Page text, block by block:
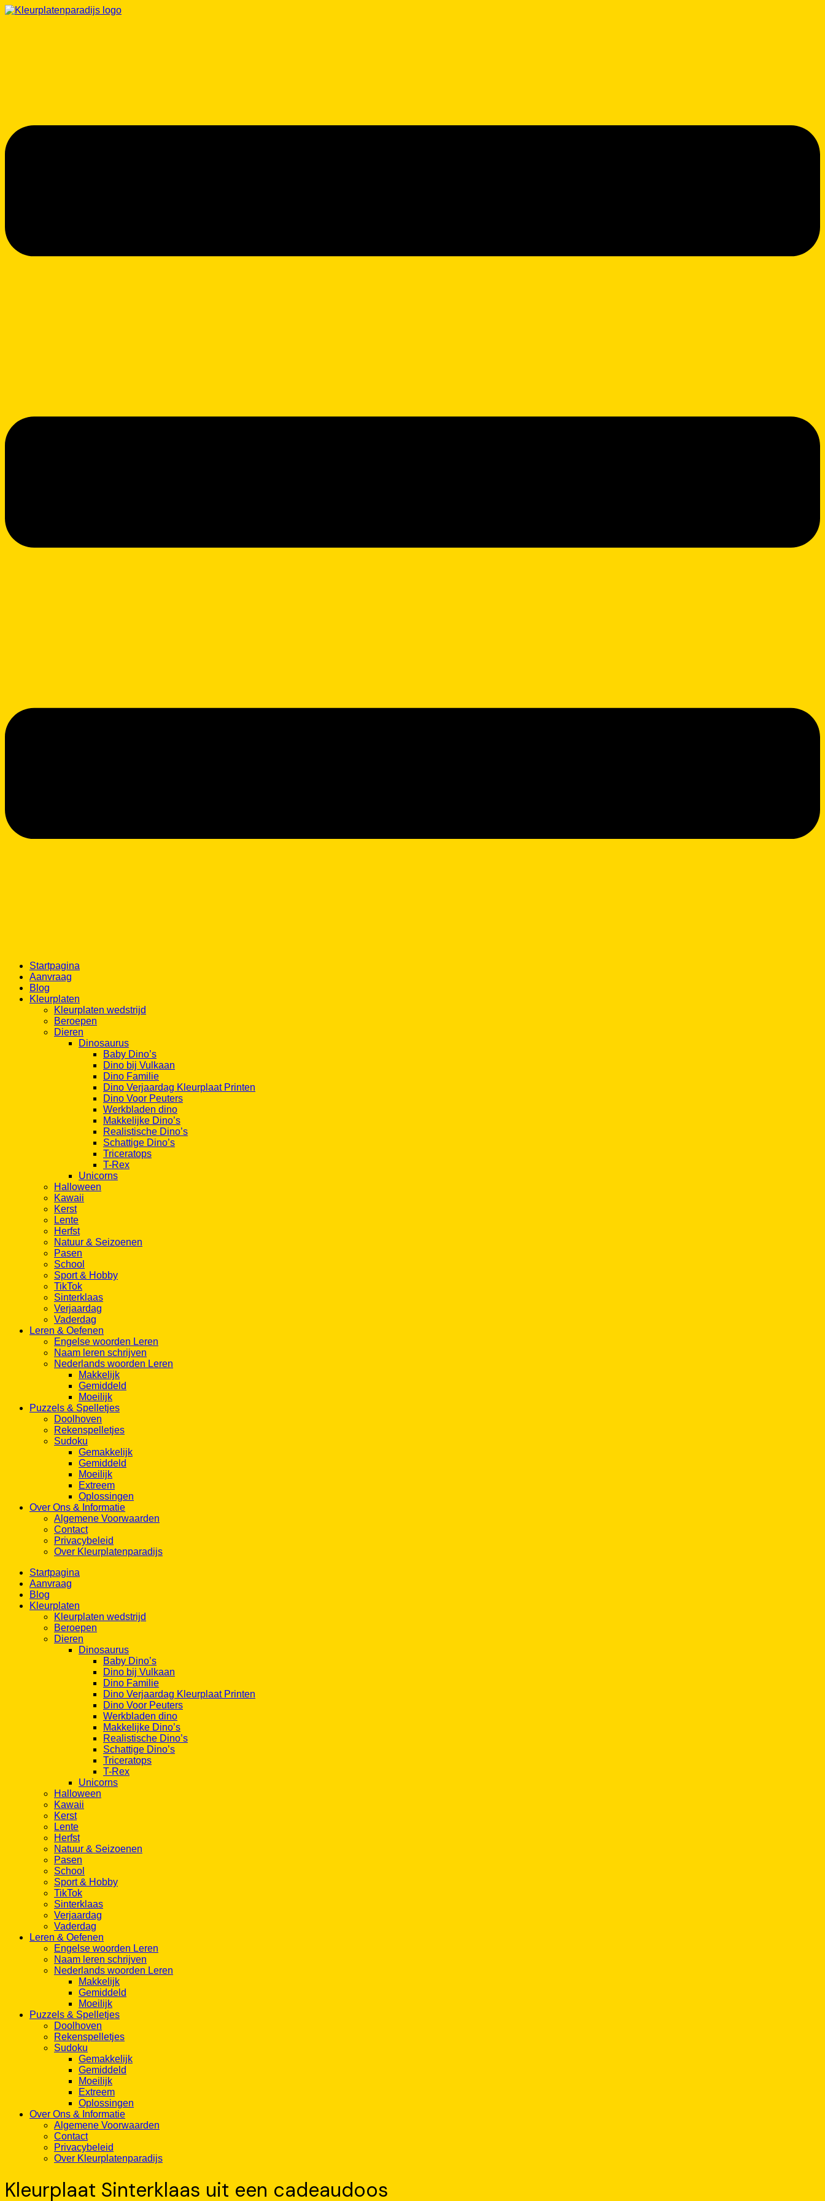
Startpagina
Aanvraag
Blog
Kleurplaten
Kleurplaten wedstrijd
Beroepen
Dieren
Dinosaurus
Baby Dino’s
Dino bij Vulkaan
Dino Familie
Dino Verjaardag Kleurplaat Printen
Dino Voor Peuters
Werkbladen dino
Makkelijke Dino’s
Realistische Dino’s
Schattige Dino’s
Triceratops
T-Rex
Unicorns
Halloween
Kawaii
Kerst
Lente
Herfst
Natuur & Seizoenen
Pasen
School
Sport & Hobby
TikTok
Sinterklaas
Verjaardag
Vaderdag
Leren & Oefenen
Engelse woorden Leren
Naam leren schrijven
Nederlands woorden Leren
Makkelijk
Gemiddeld
Moeilijk
Puzzels & Spelletjes
Doolhoven
Rekenspelletjes
Sudoku
Gemakkelijk
Gemiddeld
Moeilijk
Extreem
Oplossingen
Over Ons & Informatie
Algemene Voorwaarden
Contact
Privacybeleid
Over Kleurplatenparadijs
Startpagina
Aanvraag
Blog
Kleurplaten
Kleurplaten wedstrijd
Beroepen
Dieren
Dinosaurus
Baby Dino’s
Dino bij Vulkaan
Dino Familie
Dino Verjaardag Kleurplaat Printen
Dino Voor Peuters
Werkbladen dino
Makkelijke Dino’s
Realistische Dino’s
Schattige Dino’s
Triceratops
T-Rex
Unicorns
Halloween
Kawaii
Kerst
Lente
Herfst
Natuur & Seizoenen
Pasen
School
Sport & Hobby
TikTok
Sinterklaas
Verjaardag
Vaderdag
Leren & Oefenen
Engelse woorden Leren
Naam leren schrijven
Nederlands woorden Leren
Makkelijk
Gemiddeld
Moeilijk
Puzzels & Spelletjes
Doolhoven
Rekenspelletjes
Sudoku
Gemakkelijk
Gemiddeld
Moeilijk
Extreem
Oplossingen
Over Ons & Informatie
Algemene Voorwaarden
Contact
Privacybeleid
Over Kleurplatenparadijs
Kleurplaat Sinterklaas uit een cadeaudoos